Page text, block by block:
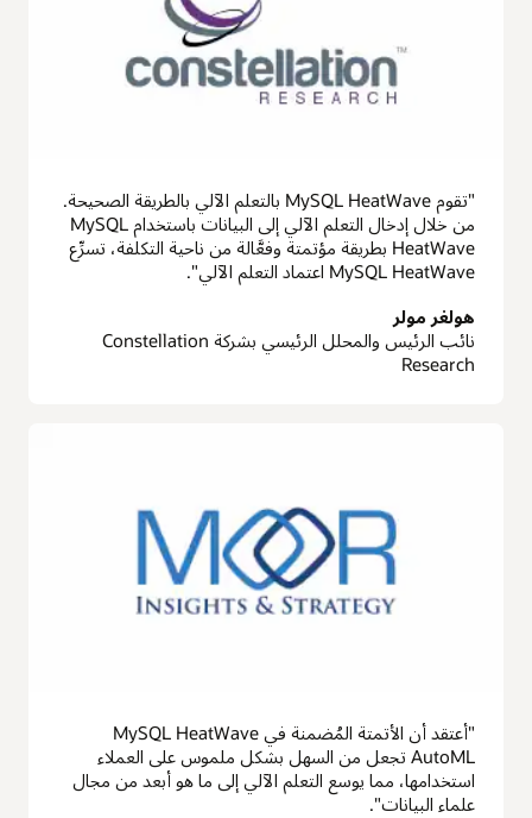
"تقوم MySQL HeatWave بالتعلم الآلي بالطريقة الصحيحة.
من خلال إدخال التعلم الآلي إلى البيانات باستخدام MySQL
HeatWave بطريقة مؤتمتة وفعَّالة من ناحية التكلفة، تسرِّع
MySQL HeatWave اعتماد التعلم الآلي".
هولغر مولر
نائب الرئيس والمحلل الرئيسي بشركة Constellation
Research
"أعتقد أن الأتمتة المُضمنة في MySQL HeatWave
AutoML تجعل من السهل بشكل ملموس على العملاء
استخدامها، مما يوسع التعلم الآلي إلى ما هو أبعد من مجال
علماء البيانات".